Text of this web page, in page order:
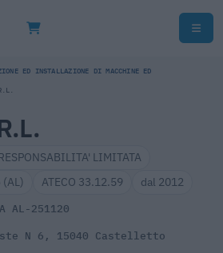
ED INSTALLAZIONE DI MACCHINE ED
LIMITATA
ATECO 33.12.59 dal 2012
AL-251120
N 6, 15040 Castelletto